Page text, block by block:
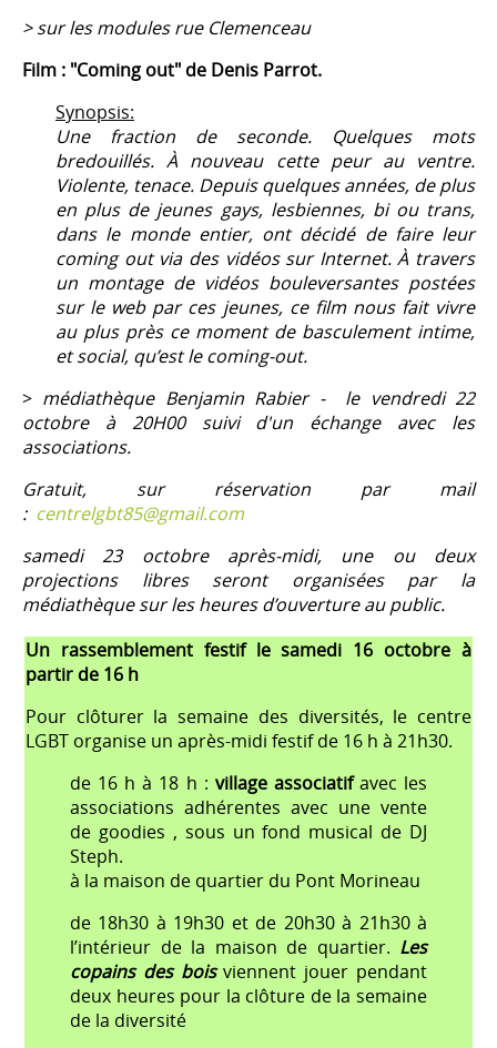
> sur les modules rue Clemenceau
Film : "Coming out" de Denis Parrot.
Synopsis:
Une fraction de seconde. Quelques mots
bredouillés. À nouveau cette peur au ventre.
Violente, tenace. Depuis quelques années, de plus
en plus de jeunes gays, lesbiennes, bi ou trans,
dans le monde entier, ont décidé de faire leur
coming out via des vidéos sur Internet. À travers
un montage de vidéos bouleversantes postées
sur le web par ces jeunes, ce film nous fait vivre
au plus près ce moment de basculement intime,
et social, qu’est le coming-out.
> médiathèque Benjamin Rabier - le vendredi 22
octobre à 20H00 suivi d'un échange avec les
associations.
Gratuit, sur réservation par mail
: centrelgbt85@gmail.com
samedi 23 octobre après-midi, une ou deux
projections libres seront organisées par la
médiathèque sur les heures d’ouverture au public.
Un rassemblement festif le samedi 16 octobre à
partir de 16 h
Pour clôturer la semaine des diversités, le centre
LGBT organise un après-midi festif de 16 h à 21h30.
de 16 h à 18 h : village associatifavec les
associations adhérentes avec une vente
de goodies , sous un fond musical de DJ
Steph.
à la maison de quartier du Pont Morineau
de 18h30 à 19h30 et de 20h30 à 21h30 à
l’intérieur de la maison de quartier. Les
copains des boisviennent jouer pendant
deux heures pour la clôture de la semaine
de la diversité